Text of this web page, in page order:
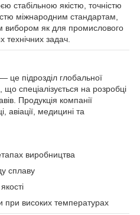
стабільною якістю, точністю
міжнародним стандартам,
вибором як для промислового
технічних задач.
підрозділ глобальної
спеціалізується на розробці
Продукція компанії
авіації, медицині та
виробництва
сплаву
при високих температурах